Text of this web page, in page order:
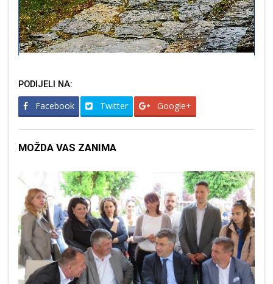
PODIJELI NA:
Facebook Twitter Google+
MOŽDA VAS ZANIMA